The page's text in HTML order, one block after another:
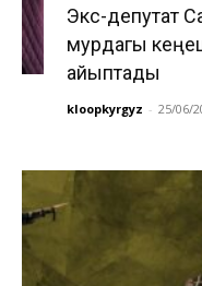
Экс-депутат
мурдагы
айыптады
kloopkyrgyz - 25/06/